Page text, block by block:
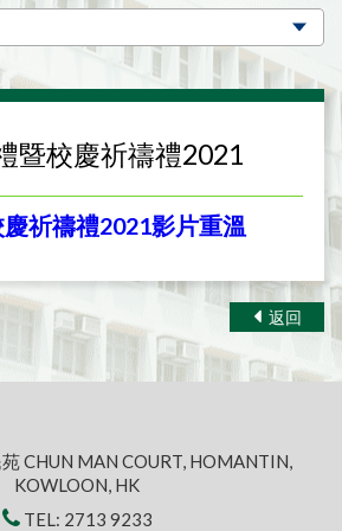
暨校慶祈禱禮2021
祈禱禮2021影片重溫
返回
CHUN MAN COURT, HOMANTIN,
KOWLOON, HK
TEL: 2713 9233